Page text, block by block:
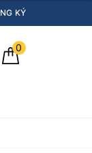
KÝ
0